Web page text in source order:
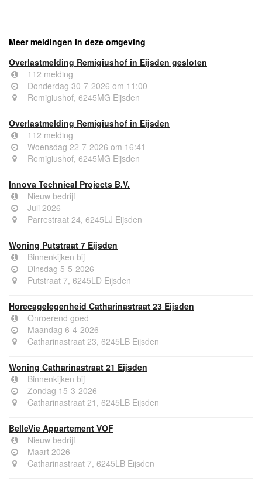
Meer meldingen in deze omgeving
Overlastmelding Remigiushof in Eijsden gesloten
112 melding
Donderdag 30-7-2026 om 11:00
Remigiushof, 6245MG Eijsden
Overlastmelding Remigiushof in Eijsden
112 melding
Woensdag 22-7-2026 om 16:41
Remigiushof, 6245MG Eijsden
Innova Technical Projects B.V.
Nieuw bedrijf
Juli 2026
Parrestraat 24, 6245LJ Eijsden
Woning Putstraat 7 Eijsden
Binnenkijken bij
Dinsdag 5-5-2026
Putstraat 7, 6245LD Eijsden
Horecagelegenheid Catharinastraat 23 Eijsden
Onroerend goed
Maandag 6-4-2026
Catharinastraat 23, 6245LB Eijsden
Woning Catharinastraat 21 Eijsden
Binnenkijken bij
Zondag 15-3-2026
Catharinastraat 21, 6245LB Eijsden
BelleVie Appartement VOF
Nieuw bedrijf
Maart 2026
Catharinastraat 7, 6245LB Eijsden